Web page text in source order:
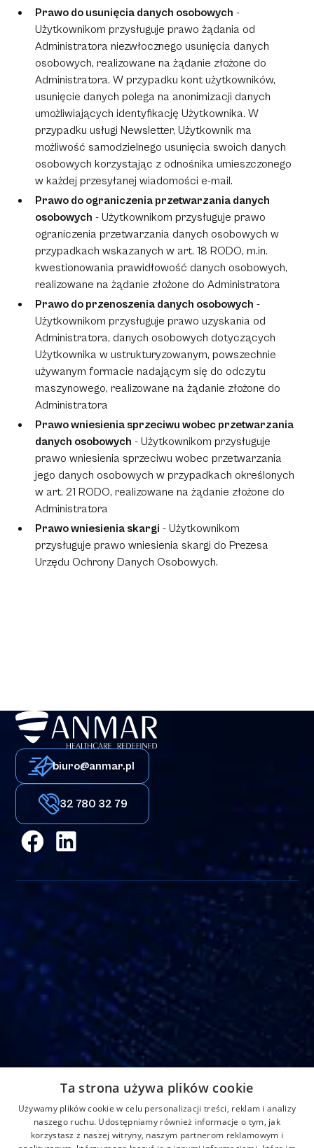
Prawo do usunięcia danych osobowych -
Użytkownikom przysługuje prawo żądania od
Administratora niezwłocznego usunięcia danych
osobowych, realizowane na żądanie złożone do
Administratora. W przypadku kont użytkowników,
usunięcie danych polega na anonimizacji danych
umożliwiających identyfikację Użytkownika. W
przypadku usługi Newsletter, Użytkownik ma
możliwość samodzielnego usunięcia swoich danych
osobowych korzystając z odnośnika umieszczonego
w każdej przesyłanej wiadomości e-mail.
Prawo do ograniczenia przetwarzania danych
osobowych - Użytkownikom przysługuje prawo
ograniczenia przetwarzania danych osobowych w
przypadkach wskazanych w art. 18 RODO, m.in.
kwestionowania prawidłowość danych osobowych,
realizowane na żądanie złożone do Administratora
Prawo do przenoszenia danych osobowych -
Użytkownikom przysługuje prawo uzyskania od
Administratora, danych osobowych dotyczących
Użytkownika w ustrukturyzowanym, powszechnie
używanym formacie nadającym się do odczytu
maszynowego, realizowane na żądanie złożone do
Administratora
Prawo wniesienia sprzeciwu wobec przetwarzania
danych osobowych - Użytkownikom przysługuje
prawo wniesienia sprzeciwu wobec przetwarzania
jego danych osobowych w przypadkach określonych
w art. 21 RODO, realizowane na żądanie złożone do
Administratora
Prawo wniesienia skargi - Użytkownikom
przysługuje prawo wniesienia skargi do Prezesa
Urzędu Ochrony Danych Osobowych.
biuro@anmar.pl
32 780 32 79
Strefowa 22, 43-109 Tychy, Polska
Home
O nas
Aktualności
Produkty
Kontakt
Formularz reklamacji
Ta strona używa plików cookie
Używamy plików cookie w celu personalizacji treści, reklam i analizy
naszego ruchu. Udostępniamy również informacje o tym, jak
korzystasz z naszej witryny, naszym partnerom reklamowym i